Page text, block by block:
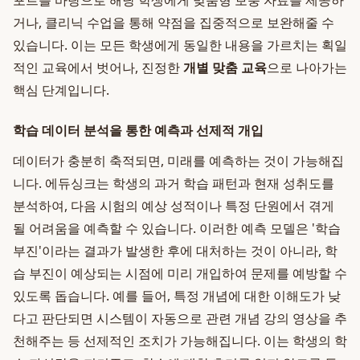
거나, 클리닉 수업을 통해 약점을 집중적으로 보완해줄 수
있습니다. 이는 모든 학생에게 동일한 내용을 가르치는 획일
적인 교육에서 벗어나, 진정한개별 맞춤 교육으로 나아가는
핵심 단계입니다.
학습 데이터 분석을 통한 예측과 선제적 개입
데이터가 충분히 축적되면, 미래를 예측하는 것이 가능해집
니다. 에듀싱크는 학생의 과거 학습 패턴과 현재 성취도를
분석하여, 다음 시험의 예상 성적이나 특정 단원에서 겪게
될 어려움을 예측할 수 있습니다. 이러한 예측 모델은 '학습
부진'이라는 결과가 발생한 후에 대처하는 것이 아니라, 학
습 부진이 예상되는 시점에 미리 개입하여 문제를 예방할 수
있도록 돕습니다. 예를 들어, 특정 개념에 대한 이해도가 낮
다고 판단되면 시스템이 자동으로 관련 개념 강의 영상을 추
천해주는 등 선제적인 조치가 가능해집니다. 이는 학생의 학